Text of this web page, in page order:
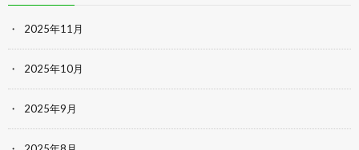
2025年11月
2025年10月
2025年9月